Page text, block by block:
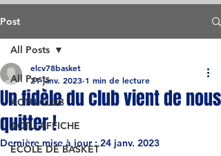
Post
All Posts
ACTU CLUB
ACTU AFFICHE
ECOLE DE BASKET
All Posts
Un fidèle du club vient de nous
quitter !
elcv78basket
21 janv. 2023 1 min de lecture
Dernière mise à jour :24 janv. 2023